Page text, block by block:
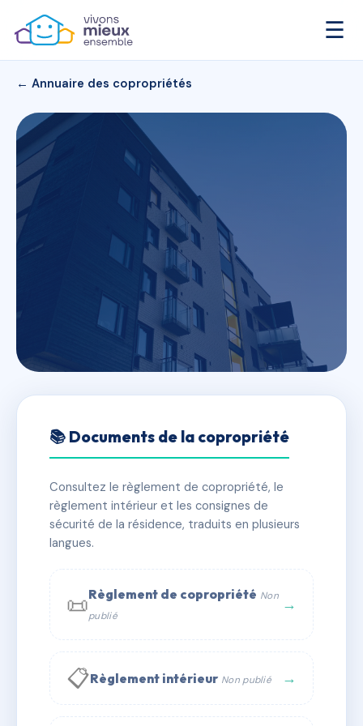
☰
← Annuaire des copropriétés
CATHEDRALE 77
✓ Immatriculée 🏠 23 lots 🏗 1 bâtiment(s)
📞 Contacter Syndic Digital
📚 Documents de la copropriété
Consultez le règlement de copropriété, le
règlement intérieur et les consignes de
sécurité de la résidence, traduits en plusieurs
langues.
📜Règlement de copropriété Non
publié
→
📋Règlement intérieur Non publié →